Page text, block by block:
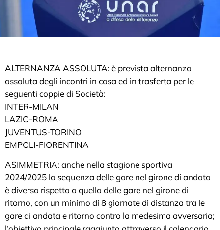
ALTERNANZA ASSOLUTA: è prevista alternanza
assoluta degli incontri in casa ed in trasferta per le
seguenti coppie di Società:
INTER-MILAN
LAZIO-ROMA
JUVENTUS-TORINO
EMPOLI-FIORENTINA
ASIMMETRIA: anche nella stagione sportiva
2024/2025 la sequenza delle gare nel girone di andata
è diversa rispetto a quella delle gare nel girone di
ritorno, con un minimo di 8 giornate di distanza tra le
gare di andata e ritorno contro la medesima avversaria;